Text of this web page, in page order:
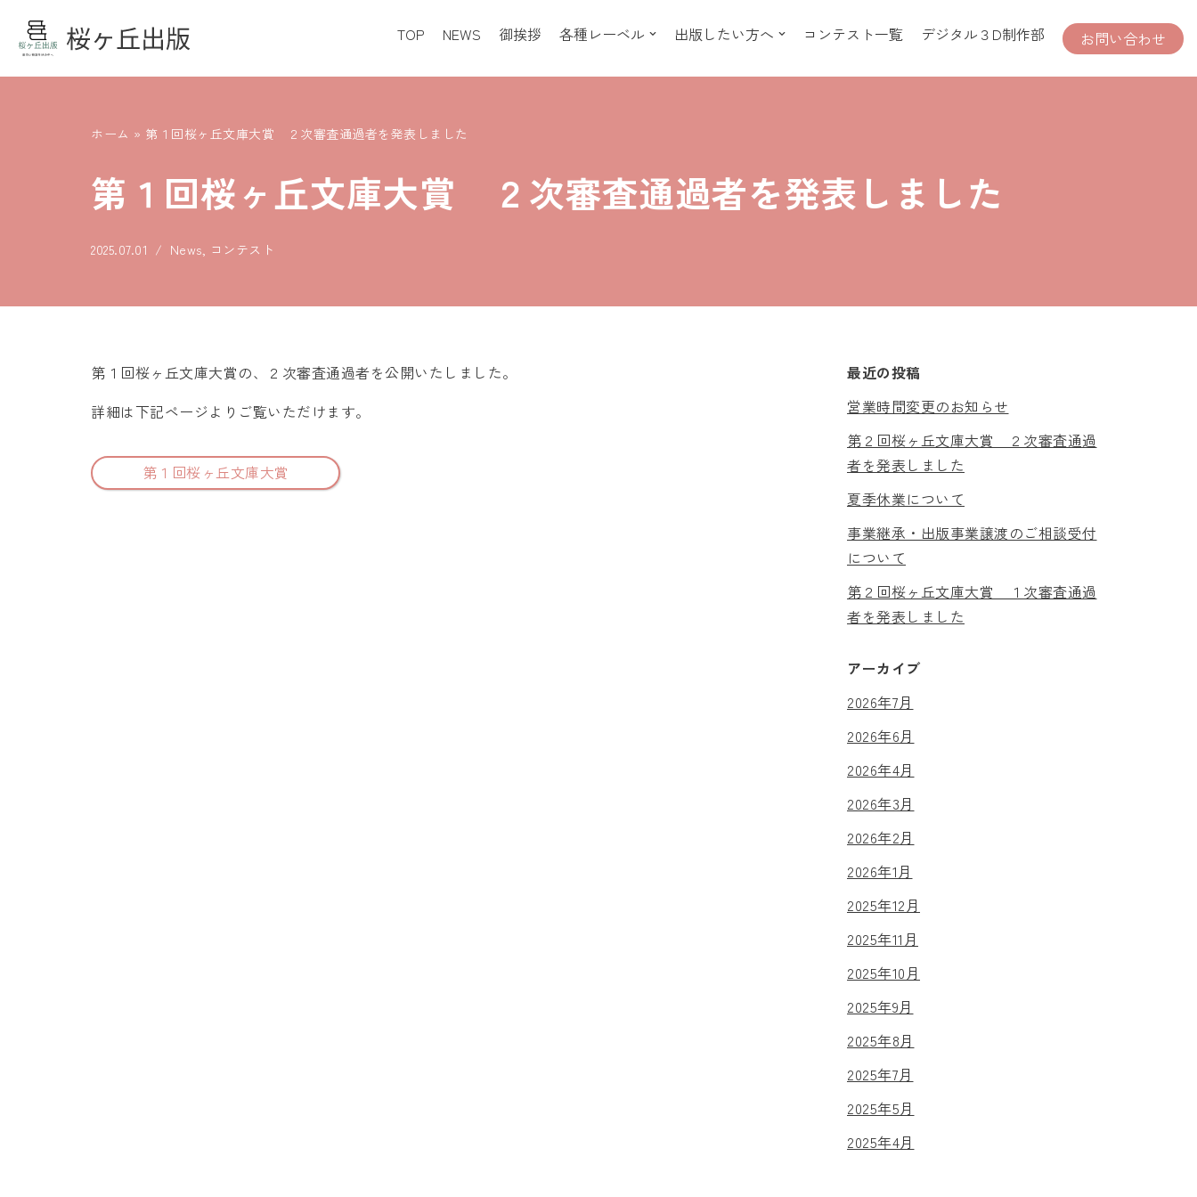
コ
ン
TOP NEWS 御挨拶 各種レーベル 出版したい方へ コンテスト一覧 デジタル３D制作部 お問い合わせ
ホーム » 第１回桜ヶ丘文庫大賞 ２次審査通過者を発表しました
第１回桜ヶ丘文庫大賞 ２次審査通過者を発表しました
2025.07.01 News コンテスト
第１回桜ヶ丘文庫大賞の、２次審査通過者を公開いたしました。
詳細は下記ページよりご覧いただけます。
第１回桜ヶ丘文庫大賞
最近の投稿
営業時間変更のお知らせ
第２回桜ヶ丘文庫大賞 ２次審査通過
者を発表しました
夏季休業について
事業継承・出版事業譲渡のご相談受付
について
第２回桜ヶ丘文庫大賞 １次審査通過
者を発表しました
アーカイブ
2026年7月
2026年6月
2026年4月
2026年3月
2026年2月
2026年1月
2025年12月
2025年11月
2025年10月
2025年9月
2025年8月
2025年7月
2025年5月
2025年4月